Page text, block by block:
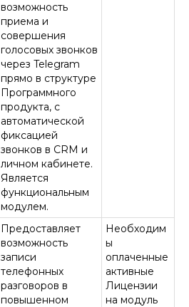
возможность
приема и
совершения
голосовых звонков
через Telegram
прямо в структуре
Программного
продукта, с
автоматической
фиксацией
звонков в CRM и
личном кабинете.
Является
функциональным
модулем.
Предоставляет
возможность
записи
телефонных
разговоров в
повышенном
Необходим
ы
оплаченные
активные
Лицензии
на модуль